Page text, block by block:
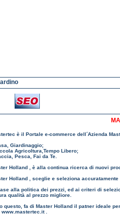
è il Portale e-commerce dell´Azienda
Giardinaggio;
Agricoltura,Tempo Libero;
Pesca, Fai da Te.
Holland , è alla continua ricerca di nuovi
Holland , sceglie e seleziona
alla politica dei prezzi, ed ai criteri di
qualità al prezzo migliore.
questo, fa di Master Holland il patner ideale
.